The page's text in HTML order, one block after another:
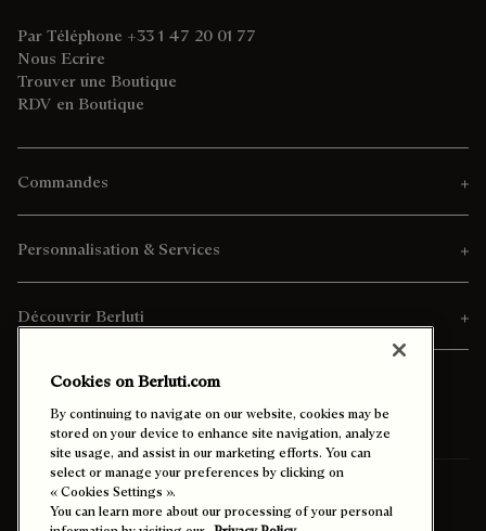
Par Téléphone +33 1 47 20 01 77
Nous Ecrire
Trouver une Boutique
RDV en Boutique
Commandes
Personnalisation & Services
Découvrir Berluti
Pays/Région de Livraison:
Cookies on Berluti.com
By continuing to navigate on our website, cookies may be
stored on your device to enhance site navigation, analyze
site usage, and assist in our marketing efforts. You can
select or manage your preferences by clicking on
« Cookies Settings ».
You can learn more about our processing of your personal